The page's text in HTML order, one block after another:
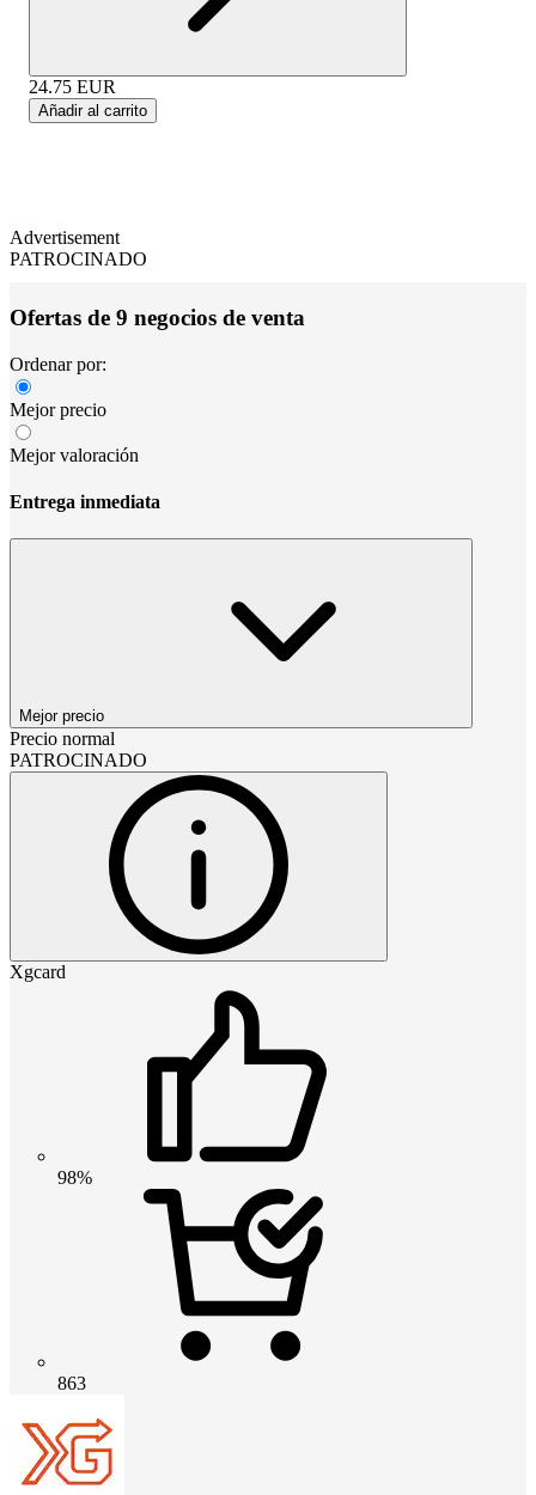
24.75 EUR
Añadir al carrito
Advertisement
PATROCINADO
Ofertas de 9 negocios de venta
Ordenar por:
Mejor precio
Mejor valoración
Entrega inmediata
Mejor precio
Precio normal
PATROCINADO
Xgcard
98%
863